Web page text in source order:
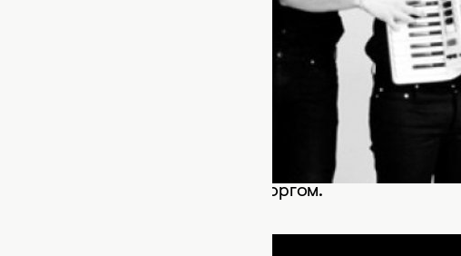
Иаковидис известен как исполнитель
Mostra» стал настоящим открытием минувшего года.
группа образовалась сравнительно недавно, ее
Элиас Козас также известен грекам. За год
турне группа успела посетить три десятка городов,
коллектив был встречен с восторгом.